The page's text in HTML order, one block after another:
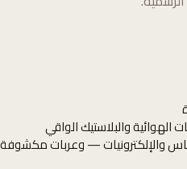
الهوائية والبلاستيك الواقي
والإلكترونيات — وعربات مكشوفة